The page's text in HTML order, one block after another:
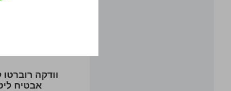
וודקה רוברטו
אבטיח